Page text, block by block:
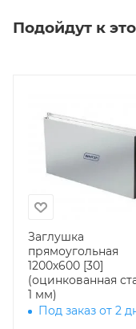
Подойдут к
Заглушка
прямоугольная
1200х600 [30]
(оцинкованная
1 мм)
Под заказ от 2